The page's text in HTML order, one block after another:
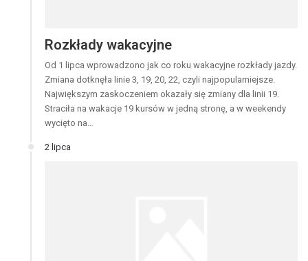
Rozkłady wakacyjne
Od 1 lipca wprowadzono jak co roku wakacyjne rozkłady jazdy.
Zmiana dotknęła linie 3, 19, 20, 22, czyli najpopularniejsze.
Największym zaskoczeniem okazały się zmiany dla linii 19.
Straciła na wakacje 19 kursów w jedną stronę, a w weekendy
wycięto na…
2 lipca